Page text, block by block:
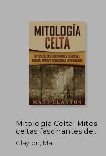
45%
dcto. $ 95.362
Mitología Celta: Mitos
celtas fascinantes de
dioses, diosas, héroes
y criaturas legendarias
Clayton, Matt